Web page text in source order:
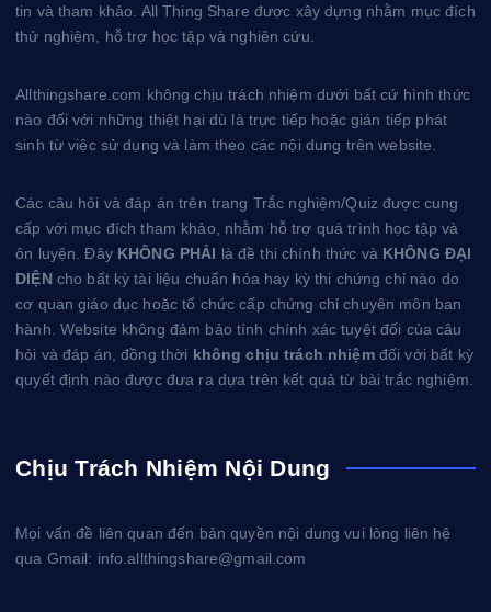
tin và tham khảo. All Thing Share được xây dựng nhằm mục đích
thử nghiệm, hỗ trợ học tập và nghiên cứu.
Allthingshare.com không chịu trách nhiệm dưới bất cứ hình thức
nào đối với những thiệt hại dù là trực tiếp hoặc gián tiếp phát
sinh từ việc sử dụng và làm theo các nội dung trên website.
Các câu hỏi và đáp án trên trang Trắc nghiệm/Quiz được cung
cấp với mục đích tham khảo, nhằm hỗ trợ quá trình học tập và
ôn luyện. Đây KHÔNG PHẢI là đề thi chính thức và KHÔNG ĐẠI
DIỆN cho bất kỳ tài liệu chuẩn hóa hay kỳ thi chứng chỉ nào do
cơ quan giáo dục hoặc tổ chức cấp chứng chỉ chuyên môn ban
hành. Website không đảm bảo tính chính xác tuyệt đối của câu
hỏi và đáp án, đồng thời không chịu trách nhiệmđối với bất kỳ
quyết định nào được đưa ra dựa trên kết quả từ bài trắc nghiệm.
Chịu Trách Nhiệm Nội Dung
Mọi vấn đề liên quan đến bản quyền nội dung vui lòng liên hệ
qua Gmail: info.allthingshare@gmail.com